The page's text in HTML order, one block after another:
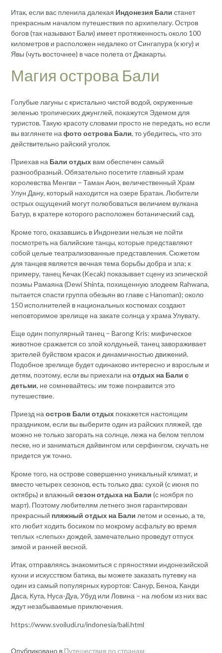
Итак, если вас пленила далекая Индонезия Бали станет
прекрасным началом путешествия по архипелагу. Остров
богов (так называют Бали) имеет протяженность около 100
километров и расположен недалеко от Сингапура (к югу) и
Явы (чуть восточнее) в часе полета от Джакарты.
Магия острова Бали
Голубые лагуны с кристально чистой водой, окруженные
зеленью тропических джунглей, покажутся Эдемом для
туристов. Такую красоту словами просто не передать, но если
вы взглянете на фото острова Бали, то убедитесь, что это
действительно райский уголок.
Приехав на Бали отдых вам обеспечен самый
разнообразный. Обязательно посетите главный храм
королевства Менгви − Таман Аюн, величественный Храм
Улун Дану, который находится на озере Братан. Любители
острых ощущений могут полюбоваться величием вулкана
Батур, в кратере которого расположен ботанический сад.
Кроме того, оказавшись в Индонезии нельзя не пойти
посмотреть на балийские танцы, которые представляют
собой целые театрализованные представления. Сюжетом
для танцев является вечная тема борьбы добра и зла; к
примеру, танец Кечак (Kecak) показывает сцену из эпической
поэмы Рамаяна (Dewi Shinta, похищенную злодеем Rahwana,
пытается спасти группа обезьян во главе с Hanoman); около
150 исполнителей в национальных костюмах создают
неповторимое зрелище на закате солнца у храма Улувату.
Еще один популярный танец – Barong Kris: мифическое
животное сражается со злой колдуньей, танец завораживает
зрителей буйством красок и динамичностью движений.
Подобное зрелище будет одинаково интересно и взрослым и
детям, поэтому, если вы приехали на отдых на Бали с
детьми, не сомневайтесь: им тоже понравится это
путешествие.
Приезд наостров Бали отдых покажется настоящим
праздником, если вы выберите один из райских пляжей, где
можно не только загорать на солнце, лежа на белом теплом
песке, но и заниматься дайвингом или серфингом, скучать не
придется уж точно.
Кроме того, на острове совершенно уникальный климат, и
вместо четырех сезонов, есть только два: сухой (с июня по
октябрь) и влажный сезон отдыха на Бали (с ноября по
март). Поэтому любителям летнего зноя гарантирован
прекрасный пляжный отдых на Бали летом и осенью, а те,
кто любит ходить босиком по мокрому асфальту во время
теплых «слепых» дождей, замечательно проведут отпуск
зимой и ранней весной.
Итак, отправляясь знакомиться с пряностями индонезийской
кухни и искусством батика, вы можете заказать путевку на
один из самый популярных курортов: Санур, Беноа, Канди
Даса, Кута, Нуса-Дуа, Убуд или Ловина – на любом из них вас
ждут незабываемые приключения.
https://www.svoiludi.ru/indonesia/bali.html
Опубликовано в Путешествия по странам